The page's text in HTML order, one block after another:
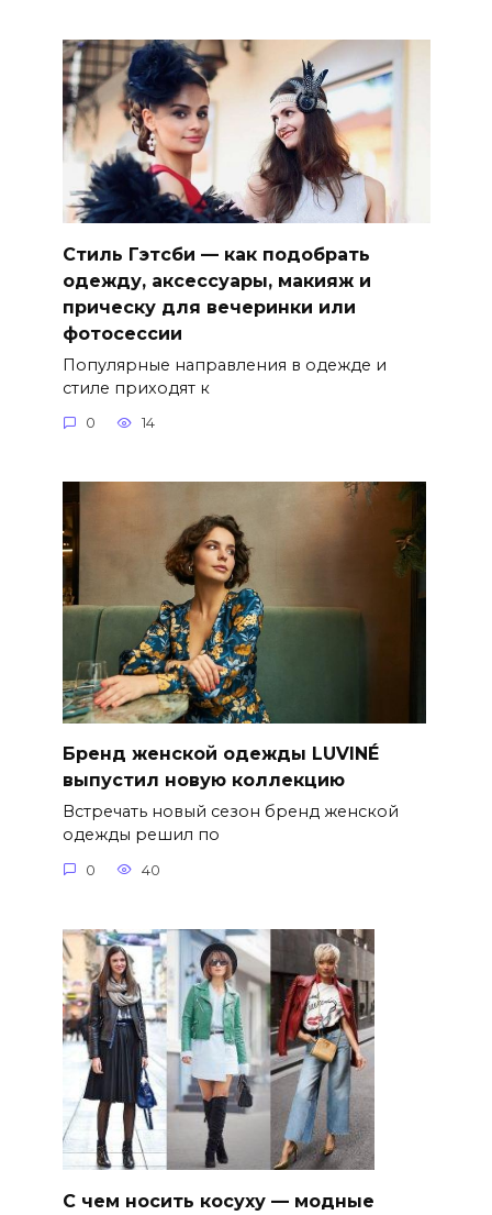
Стиль Гэтсби — как подобрать
одежду, аксессуары, макияж и
прическу для вечеринки или
фотосессии
Популярные направления в одежде и
стиле приходят к
0 14
Бренд женской одежды LUVINÉ
выпустил новую коллекцию
Встречать новый сезон бренд женской
одежды решил по
0 40
С чем носить косуху — модные